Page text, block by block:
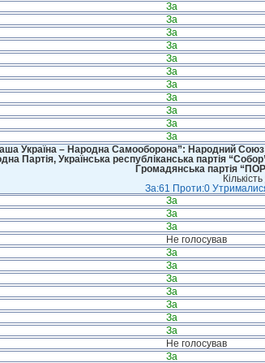
За
За
За
За
За
За
За
За
За
За
За
Україна – Народна Самооборона”: Народний Союз
Партія, Українська республіканська партія
Громадянська партія
За:61 Проти:0
За
За
За
Не голосував
За
За
За
За
За
За
За
Не голосував
За